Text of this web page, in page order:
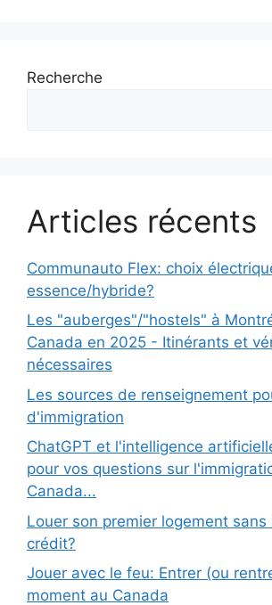
Recherche
Articles récents
Communauto Flex: choix
essence/hybride?
Les "auberges"/"hostels" à
Canada en 2025 - Itinérants et
nécessaires
Les sources de renseignement
d'immigration
ChatGPT et l'intelligence
pour vos questions sur
Canada...
Louer son premier logement sans
crédit?
Jouer avec le feu: Entrer (ou
moment au Canada